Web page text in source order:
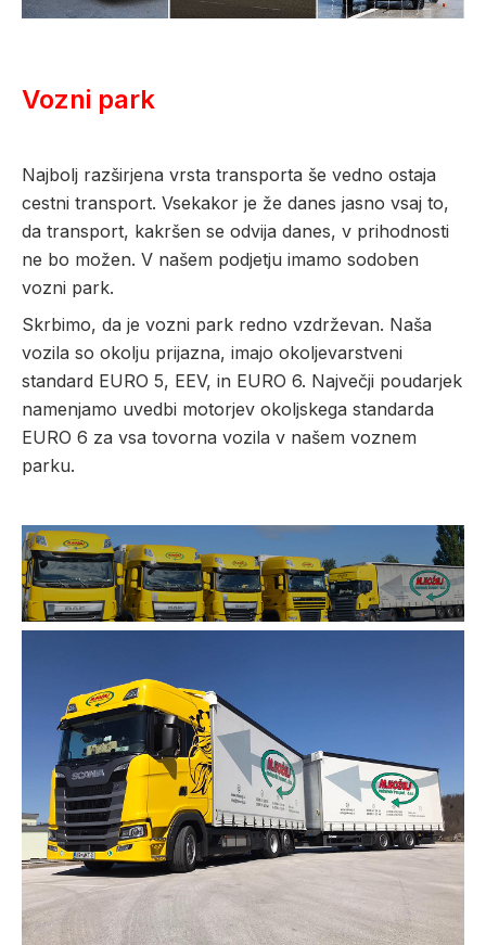
Vozni park
Najbolj razširjena vrsta transporta še vedno ostaja
cestni transport. Vsekakor je že danes jasno vsaj to,
da transport, kakršen se odvija danes, v prihodnosti
ne bo možen. V našem podjetju imamo sodoben
vozni park.
Skrbimo, da je vozni park redno vzdrževan. Naša
vozila so okolju prijazna, imajo okoljevarstveni
standard EURO 5, EEV, in EURO 6. Največji poudarjek
namenjamo uvedbi motorjev okoljskega standarda
EURO 6 za vsa tovorna vozila v našem voznem
parku.